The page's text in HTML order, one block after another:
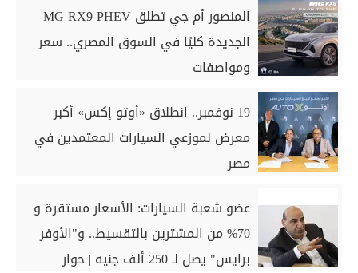
المنصور أم جي تطلق MG RX9 PHEV
الجديدة كليًا في السوق المصري.. سعر
ومواصفات
19 نوفمبر.. انطلاق «أوتو إكس» أكبر
معرض لموزعي السيارات المعتمدين في
مصر
عضو شعبة السيارات: الأسعار مستقرة و
70% من المشترين بالتقسيط.. و"الأوفر
برايس" يصل لـ 250 ألف جنيه | حوار